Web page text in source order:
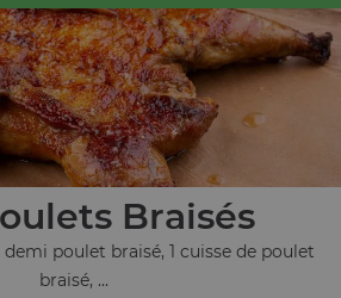
Braisés
poulet braisé, 1 cuisse de poulet
braisé, ...